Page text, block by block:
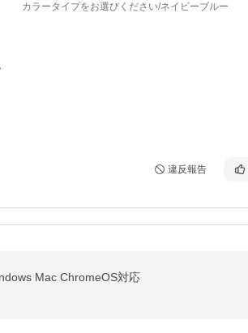
カラータイプをお選びください/ネイビーブルー
違反報告
Mac ChromeOS対応